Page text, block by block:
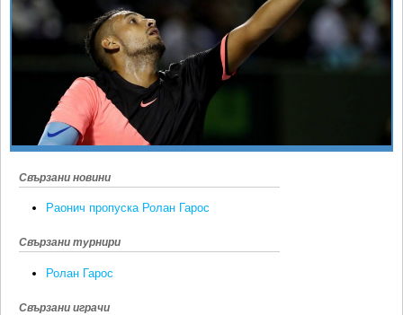
КЛУБОВЕ
ВИДЕО
ЖЪЛТО
Спорт&Фитнес
Любители
Свързани новини
Раонич пропуска Ролан Гарос
Свързани турнири
Ролан Гарос
Свързани играчи